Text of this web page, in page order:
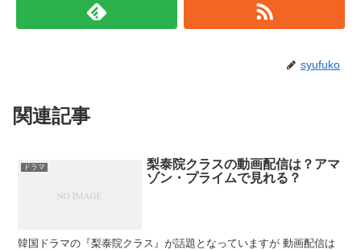
syufuko
関連記事
ドラマ
梨泰院クラスの動画配信は？アマ
ゾン・プライムで見れる？
韓国ドラマの『梨泰院クラス』が話題となっていますが 動画配信は